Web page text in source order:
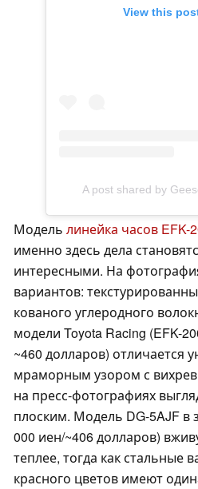
View this
A post shared by
Модель линейка часов EFK-
именно здесь дела
интересными. На
вариантов:
кованого углеродного
модели Toyota Racing (EFK-
~460 долларов) отличается
мраморным узором с
на пресс-фотографиях
плоским. Модель DG-5AJF в
000 иен/~406 долларов)
теплее, тогда как стальные
красного цветов имеют